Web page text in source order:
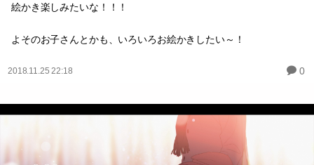
絵かき楽しみたいな！！！
よそのお子さんとかも、いろいろお絵かきしたい～！
2018.11.25 22:18 0